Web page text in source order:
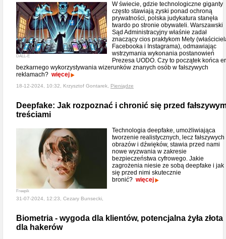
DALL-E
W świecie, gdzie technologiczne giganty
często stawiają zyski ponad ochroną
prywatności, polska judykatura stanęła
twardo po stronie obywateli. Warszawski
Sąd Administracyjny właśnie zadał
znaczący cios praktykom Mety
Facebooka i Instagrama), odmawiając
wstrzymania wykonania postanowień
Prezesa UODO. Czy to początek końca
bezkarnego wykorzystywania wizerunków znanych osób w fałszywych
reklamach? więcej
18-12-2024, 10:32, Krzysztof Gontarek, Pieniądze
Deepfake: Jak rozpoznać i chronić się przed
treściami
Freepik
Technologia deepfake, umożliwiająca
tworzenie realistycznych, lecz fałszywych
obrazów i dźwięków, stawia przed nami
nowe wyzwania w zakresie
bezpieczeństwa cyfrowego. Jakie
zagrożenia niesie ze sobą deepfake i jak
się przed nimi skutecznie
bronić? więcej
31-07-2024, 12:23, Cezary Bunsecki,
Biometria - wygoda dla klientów, potencjalna żyła złota
dla hakerów